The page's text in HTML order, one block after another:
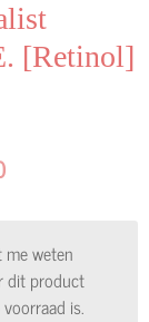
[Retinol]
weten
dit product
is.